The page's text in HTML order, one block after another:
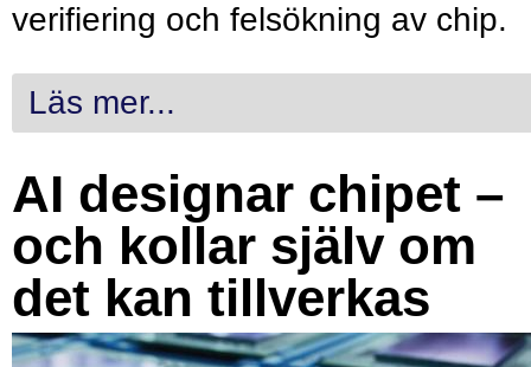
verifiering och felsökning av chip.
Läs mer...
AI designar chipet –
och kollar själv om
det kan tillverkas